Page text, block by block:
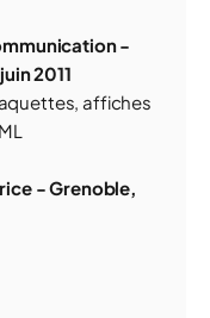
-
2011
affiches
- Grenoble,